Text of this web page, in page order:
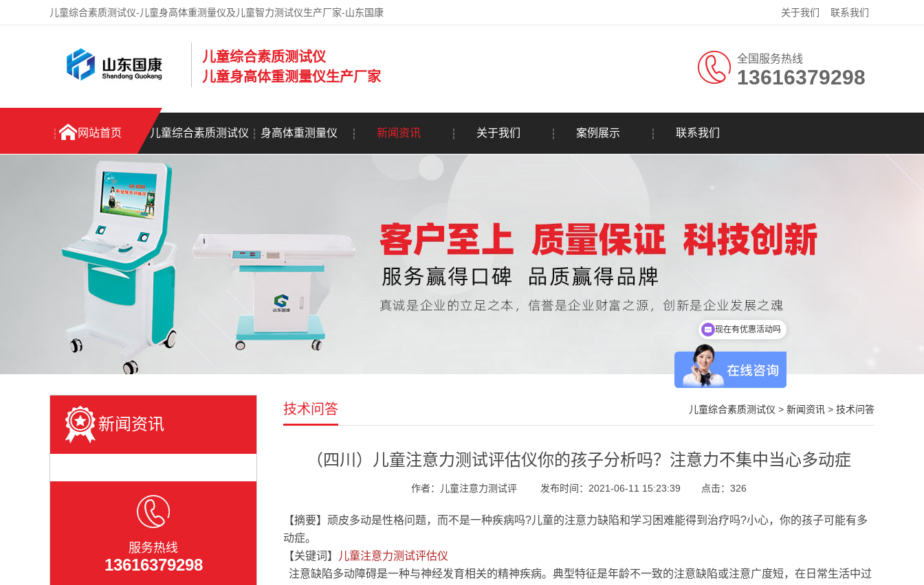
儿童综合素质测试仪-儿童身高体重测量仪及儿童智力测试仪生产厂家-山东国康 关于我们 联系我们
儿童综合素质测试仪
儿童身高体重测量仪生产厂家
全国服务热线
13616379298
网站首页 儿童综合素质测试仪 身高体重测量仪 新闻资讯 关于我们 案例展示 联系我们
新闻资讯
服务热线
13616379298
技术问答 儿童综合素质测试仪 > 新闻资讯 > 技术问答
（四川）儿童注意力测试评估仪你的孩子分析吗？注意力不集中当心多动症
作者：儿童注意力测试评 发布时间：2021-06-11 15:23:39 点击： 326
【摘要】顽皮多动是性格问题，而不是一种疾病吗?儿童的注意力缺陷和学习困难能得到治疗吗?小心，你的孩子可能有多
动症。
【关键词】
儿童注意力测试评估仪
注意缺陷多动障碍是一种与神经发育相关的精神疾病。典型特征是年龄不一致的注意缺陷或注意广度短，在日常生活中过
现在有优惠活动吗